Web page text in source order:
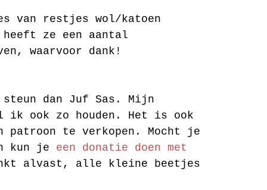
van restjes wol/katoen
heeft ze een aantal
waarvoor dank!
dan Juf Sas. Mijn
ik ook zo houden. Het is ook
patroon te verkopen. Mocht je
kun je een donatie doen met
alvast, alle kleine beetjes